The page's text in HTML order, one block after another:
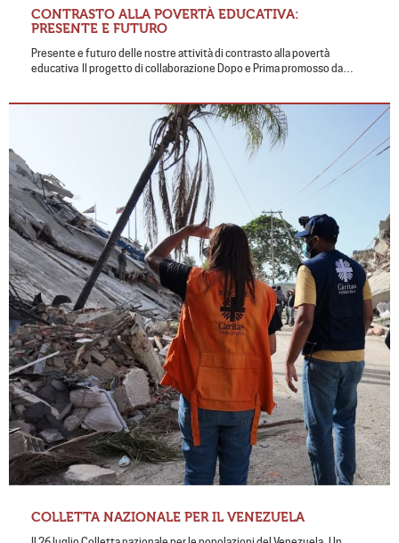
CONTRASTO ALLA POVERTÀ EDUCATIVA:
PRESENTE E FUTURO
Presente e futuro delle nostre attività di contrasto alla povertà
educativa Il progetto di collaborazione Dopo e Prima promosso da…
COLLETTA NAZIONALE PER IL VENEZUELA